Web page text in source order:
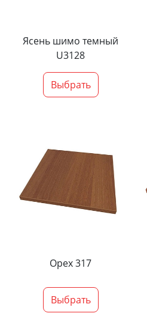
Ясень шимо темный
U3128
Выбрать
Орех 317
Выбрать